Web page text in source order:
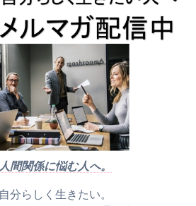
間関係に悩む人へ。
分らしく生きたい。